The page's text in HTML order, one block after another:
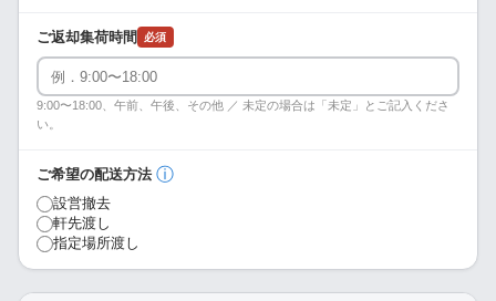
ご返却集荷時間 必須
9:00〜18:00、午前、午後、その他 ／ 未定の場合は「未定」とご記入くださ
い。
ご希望の配送方法 ⓘ
設営撤去
軒先渡し
指定場所渡し